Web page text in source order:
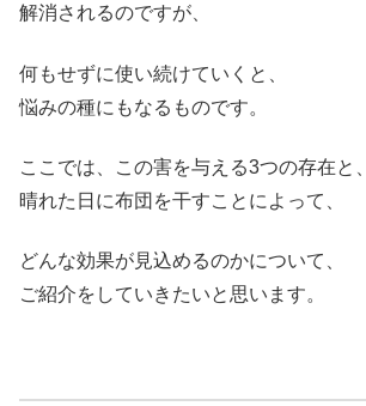
解消されるのですが、
何もせずに使い続けていくと、
悩みの種にもなるものです。
ここでは、この害を与える3つの存在と、
晴れた日に布団を干すことによって、
どんな効果が見込めるのかについて、
ご紹介をしていきたいと思います。